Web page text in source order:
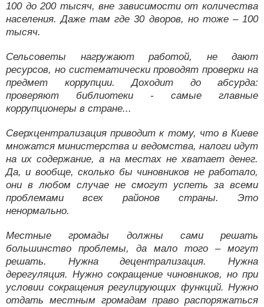
100 до 200 тысяч, вне зависимости от количества
населения. Даже там где 30 дворов, но тоже – 100
тысяч.
Сельсоветы нагружают работой, не дают
ресурсов, но систематически проводят проверки на
предмет коррупции. Доходит до абсурда:
проверяют библиотеки - самые главные
коррупционеры в стране...
Сверхцентрализация приводит к тому, что в Киеве
множатся министерства и ведомства, налоги идут
на их содержание, а на местах не хватает денег.
Да, и вообще, сколько бы чиновников не работало,
они в любом случае не смогут успеть за всеми
проблемами всех районов страны. Это
ненормально.
Местные громады должны сами решать
большинство проблемы, да мало того – могут
решать. Нужна децентрализация. Нужна
дерегуляция. Нужно сокращение чиновников, но при
условии сокращения регулирующих функций. Нужно
отдать местным громадам право распоряжаться